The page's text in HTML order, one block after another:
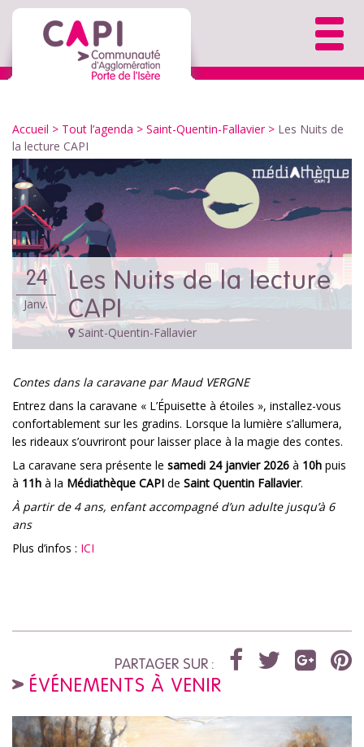
Accueil > Tout l’agenda > Saint-Quentin-Fallavier> Les Nuits de
la lecture CAPI
24
Janv.
Les Nuits de la lecture
CAPI
Saint-Quentin-Fallavier
Contes dans la caravane par Maud VERGNE
Entrez dans la caravane « L’Épuisette à étoiles », installez-vous
confortablement sur les gradins. Lorsque la lumière s’allumera,
les rideaux s’ouvriront pour laisser place à la magie des contes.
La caravane sera présente le samedi 24 janvier 2026 à 10h puis
à 11h à la Médiathèque CAPI de Saint Quentin Fallavier.
À partir de 4 ans, enfant accompagné d’un adulte jusqu’à 6
ans
Plus d’infos : ICI
PARTAGER SUR :
ÉVÉNEMENTS À VENIR